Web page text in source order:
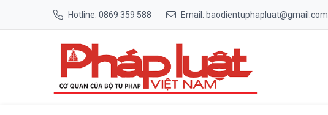
Hotline: 0869 359 588 Email: baodientuphapluat@gmail.com